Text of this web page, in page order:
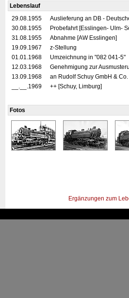
Lebenslauf
29.08.1955
Auslieferung an DB -
30.08.1955
Probefahrt [Esslingen- Ulm-
31.08.1955
Abnahme [AW Esslingen]
19.09.1967
z-Stellung
01.01.1968
Umzeichnung in "082 041-5"
12.03.1968
Genehmigung zur
13.09.1968
an Rudolf Schuy GmbH &
__.__.1969
++ [Schuy, Limburg]
Fotos
Ergänzungen zum